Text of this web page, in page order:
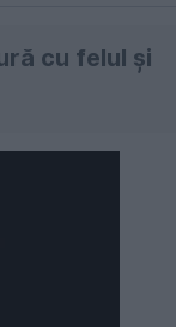
cu felul şi